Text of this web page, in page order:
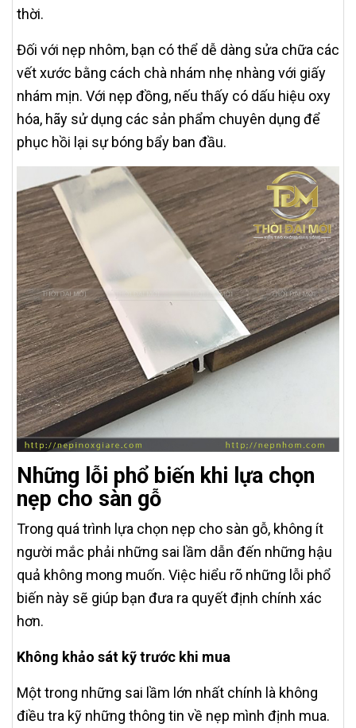
thời.
Đối với nẹp nhôm, bạn có thể dễ dàng sửa chữa các
vết xước bằng cách chà nhám nhẹ nhàng với giấy
nhám mịn. Với nẹp đồng, nếu thấy có dấu hiệu oxy
hóa, hãy sử dụng các sản phẩm chuyên dụng để
phục hồi lại sự bóng bẩy ban đầu.
Những lỗi phổ biến khi lựa chọn
nẹp cho sàn gỗ
Trong quá trình lựa chọn nẹp cho sàn gỗ, không ít
người mắc phải những sai lầm dẫn đến những hậu
quả không mong muốn. Việc hiểu rõ những lỗi phổ
biến này sẽ giúp bạn đưa ra quyết định chính xác
hơn.
Không khảo sát kỹ trước khi mua
Một trong những sai lầm lớn nhất chính là không
điều tra kỹ những thông tin về nẹp mình định mua.